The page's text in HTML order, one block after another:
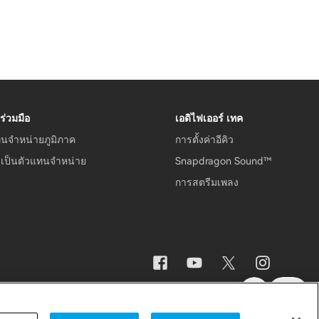
วมมือ
จำหน่ายภูมิภาค
ป็นตัวแทนจำหน่าย
เอดิไฟเออร์ เทค
การตั้งค่าอีคิว
Snapdragon Sound™
การสตรีมเพลง
มปลอดภัย ประกาศสำคัญ ประเทศไทย / ไทย